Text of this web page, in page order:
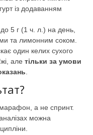
із додаванням
5 г (1 ч. л.) на день,
та лимонним соком.
один келих сухого
але тільки за умови
а не спринт.
можна